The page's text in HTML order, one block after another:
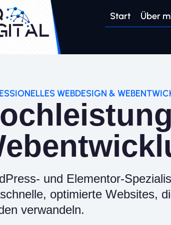
Start Über
WEBDESIGN &
und Elementor-
optimierte Websites,
verwandeln.